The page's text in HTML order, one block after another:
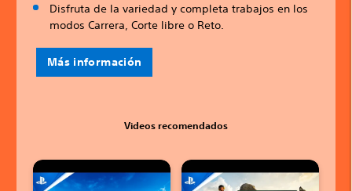
Disfruta de la variedad y completa trabajos en los
modos Carrera, Corte libre o Reto.
Más información
Videos recomendados